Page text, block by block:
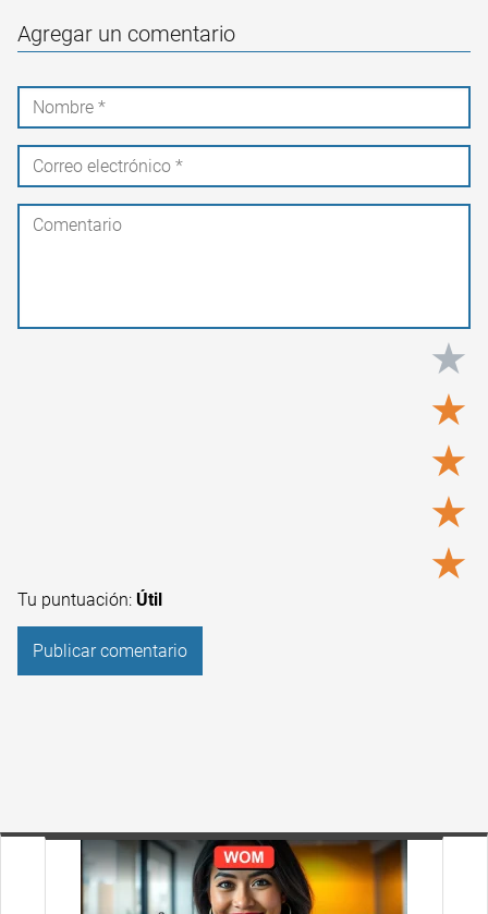
Agregar un comentario
★
★
★
★
★
Tu puntuación: Útil